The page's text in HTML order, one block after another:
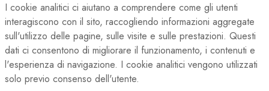
I cookie analitici ci aiutano a comprendere come gli utenti
interagiscono con il sito, raccogliendo informazioni aggregate
sull'utilizzo delle pagine, sulle visite e sulle prestazioni. Questi
dati ci consentono di migliorare il funzionamento, i contenuti e
l'esperienza di navigazione. I cookie analitici vengono utilizzati
solo previo consenso dell'utente.